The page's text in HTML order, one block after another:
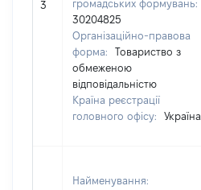
3
громадських формувань:
30204825
Організаційно-правова
форма:
Товариство з
обмеженою
відповідальністю
Країна реєстрації
головного офісу:
Україна
Найменування: